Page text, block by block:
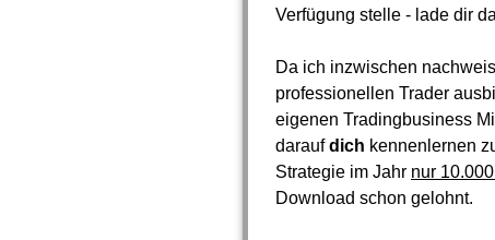
Verfügung stelle - lade dir
Da ich inzwischen
professionellen Trader
eigenen Tradingbusiness
daraufdich kennenlernen
Strategie im Jahr nur
Download schon gelohnt.